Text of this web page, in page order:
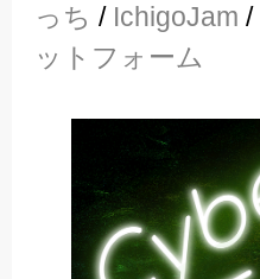
っち / IchigoJam /
ットフォーム